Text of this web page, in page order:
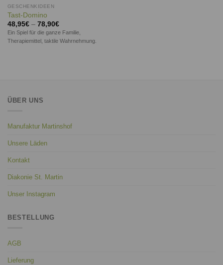
GESCHENKIDEEN
Tast-Domino
48,95€– 78,90€
Ein Spiel für die ganze Familie,
Therapiemittel, taktile Wahrnehmung.
ÜBER UNS
Manufaktur Martinshof
Unsere Läden
Kontakt
Diakonie St. Martin
Unser Instagram
BESTELLUNG
AGB
Lieferung